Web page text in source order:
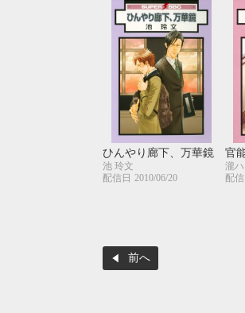
ひんやり廊下、万華鏡
池 玲文
配信日 2010/06/20
官
瀧
配信
前へ